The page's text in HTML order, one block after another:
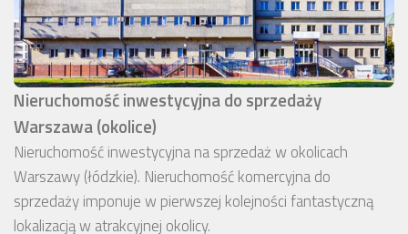
Nieruchomość inwestycyjna do sprzedaży
Warszawa (okolice)
Nieruchomość inwestycyjna na sprzedaż w okolicach
Warszawy (łódzkie). Nieruchomość komercyjna do
sprzedaży imponuje w pierwszej kolejności fantastyczną
lokalizacją w atrakcyjnej okolicy.